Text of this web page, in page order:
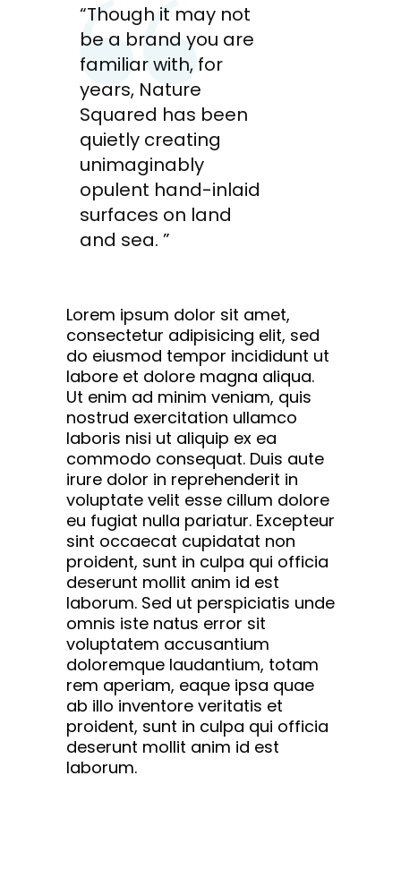
“Though it may not
be a brand you are
familiar with, for
years, Nature
Squared has been
quietly creating
unimaginably
opulent hand-inlaid
surfaces on land
and sea. ”
Lorem ipsum dolor sit amet,
consectetur adipisicing elit, sed
do eiusmod tempor incididunt ut
labore et dolore magna aliqua.
Ut enim ad minim veniam, quis
nostrud exercitation ullamco
laboris nisi ut aliquip ex ea
commodo consequat. Duis aute
irure dolor in reprehenderit in
voluptate velit esse cillum dolore
eu fugiat nulla pariatur. Excepteur
sint occaecat cupidatat non
proident, sunt in culpa qui officia
deserunt mollit anim id est
laborum. Sed ut perspiciatis unde
omnis iste natus error sit
voluptatem accusantium
doloremque laudantium, totam
rem aperiam, eaque ipsa quae
ab illo inventore veritatis et
proident, sunt in culpa qui officia
deserunt mollit anim id est
laborum.